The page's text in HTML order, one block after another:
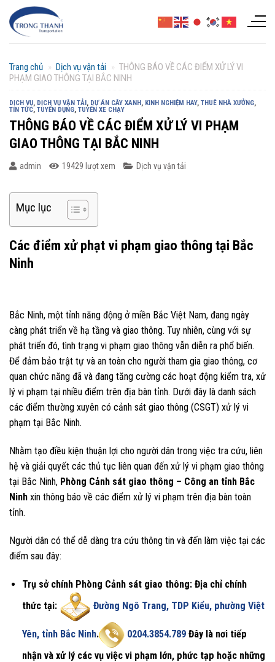
Chuyển
đến
Trang chủ » Dịch vụ vận tải » THÔNG BÁO VỀ CÁC ĐIỂM XỬ LÝ VI
PHẠM GIAO THÔNG TẠI BẮC NINH
DỊCH VỤ, DỊCH VỤ VẬN TẢI, DỰ ÁN CÂY XANH, KINH NGHIỆM HAY, THUÊ NHÀ XƯỞNG,
TIN TỨC, TUYỂN DỤNG, TUYẾN XE CHẠY
THÔNG BÁO VỀ CÁC ĐIỂM XỬ LÝ VI PHẠM
GIAO THÔNG TẠI BẮC NINH
admin 19429 lượt xem Dịch vụ vận tải
Mục lục
Các điểm xử phạt vi phạm giao thông tại Bắc
Ninh
Bắc Ninh, một tỉnh năng động ở miền Bắc Việt Nam, đang ngày
càng phát triển về hạ tầng và giao thông. Tuy nhiên, cùng với sự
phát triển đó, tình trạng vi phạm giao thông vẫn diễn ra phổ biến.
Để đảm bảo trật tự và an toàn cho người tham gia giao thông, cơ
quan chức năng đã và đang tăng cường các hoạt động kiểm tra, xử
lý vi phạm tại nhiều điểm trên địa bàn tỉnh. Dưới đây là danh sách
các điểm thường xuyên có cảnh sát giao thông (CSGT) xử lý vi
phạm tại Bắc Ninh.
Nhằm tạo điều kiện thuận lợi cho người dân trong việc tra cứu, liên
hệ và giải quyết các thủ tục liên quan đến xử lý vi phạm giao thông
tại Bắc Ninh, Phòng Cảnh sát giao thông – Công an tỉnh Bắc
Ninh xin thông báo về các điểm xử lý vi phạm trên địa bàn toàn
tỉnh.
Người dân có thể dễ dàng tra cứu thông tin và đến làm việc tại các
điểm sau đây:
Trụ sở chính Phòng Cảnh sát giao thông: Địa chỉ chính
thức tại:
Đường Ngô Trang, TDP Kiểu, phường Việt
Yên, tỉnh Bắc Ninh. 0204.3854.789Đây là nơi tiếp
nhận và xử lý các vụ việc vi phạm lớn, phức tạp hoặc những